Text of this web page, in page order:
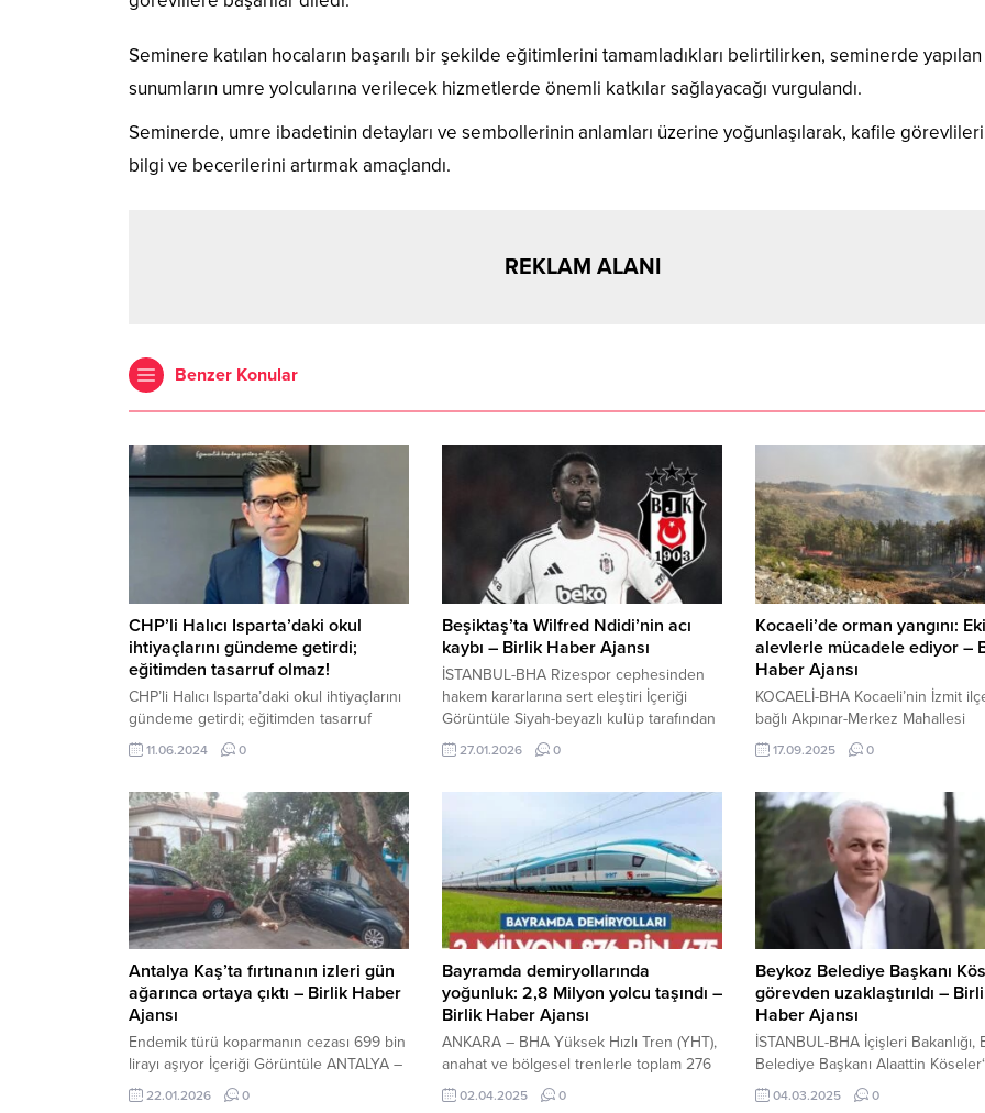
Seminere katılan hocaların başarılı bir şekilde eğitimlerini tamamladıkları belirtilirken, seminerde yapılan
sunumların umre yolcularına verilecek hizmetlerde önemli katkılar sağlayacağı vurgulandı.
Seminerde, umre ibadetinin detayları ve sembollerinin anlamları üzerine yoğunlaşılarak, kafile
bilgi ve becerilerini artırmak amaçlandı.
REKLAM ALANI
Benzer Konular
CHP’li Halıcı Isparta’daki okul
ihtiyaçlarını gündeme getirdi;
eğitimden tasarruf olmaz!
CHP’li Halıcı Isparta’daki okul ihtiyaçlarını
gündeme getirdi; eğitimden tasarruf
olmaz! ISPARTA-BHA Cumhuriyet Halk
Partisi Isparta Milletvekili Hikmet Yalım
verdiği soru önergesine yanıt alamadığını
belirterek, sorusunu bir kez de Meclis
kürsüsünden yöneltti. Isparta’da
dersliklerin yetersiz olduğunu ifade eden
Halıcı, “Isparta Merkez Çünür
mahallesinde Şehit Ömer...
11.06.2024 0
Beşiktaş’ta Wilfred Ndidi’nin acı
kaybı – Birlik Haber Ajansı
İSTANBUL-BHA Rizespor cephesinden
hakem kararlarına sert eleştiri İçeriği
Görüntüle Siyah-beyazlı kulüp tarafından
yapılan açıklamada, Ndidi ailesinin
yaşadığı acı kayıp nedeniyle derin üzüntü
ifadelere yer verildi: “Futbolcumuz
Wilfred Ndidi’nin kıymetli babası Sunday
Ndidi’nin elim bir trafik kazasında hayatını
kaybettiğini büyük bir üzüntüyle
öğrenmiş bulunmaktayız. Merhuma
Allah’tan rahmet;...
27.01.2026 0
Kocaeli’de orman yangını:
alevlerle mücadele ediyor –
Haber Ajansı
KOCAELİ-BHA Kocaeli’nin İzmit
bağlı Akpınar-Merkez Mahallesi
yakınlarındaki ormanda, saat 14.30
sıralarında henüz
Ofisleri’nde işlemler erişilebilir ve
İçeriği Görüntüle Ormandan
dumanı gören vatandaşların ihbarı
üzerine bölgeye itfaiye ekipleri
Bölge Müdürlüğü’ne bağlı
edildi. Ekipler, yangına müdahale
çalışmalarını sürdürüyor....
17.09.2025 0
Antalya Kaş’ta fırtınanın izleri gün
ağarınca ortaya çıktı – Birlik Haber
Ajansı
Endemik türü koparmanın cezası 699 bin
lirayı aşıyor İçeriği Görüntüle ANTALYA –
BHA Antalya’nın Kaş ilçesinde dün akşam
saatlerinden itibaren etkili olan şiddetli
22.01.2026 0
Bayramda demiryollarında
yoğunluk: 2,8 Milyon yolcu taşındı –
Birlik Haber Ajansı
ANKARA – BHA Yüksek Hızlı Tren (YHT),
anahat ve bölgesel trenlerle toplam 276
bin 102 yolcu taşınırken, artan talebe
karşılık 12 bin 786 kişilik ek kapasite
02.04.2025 0
Beykoz Belediye Başkanı
görevden uzaklaştırıldı –
Haber Ajansı
İSTANBUL-BHA İçişleri Bakanlığı,
Belediye Başkanı Alaattin
“ihaleye fesat karıştırmak”
tutuklanmasının ardından
04.03.2025 0